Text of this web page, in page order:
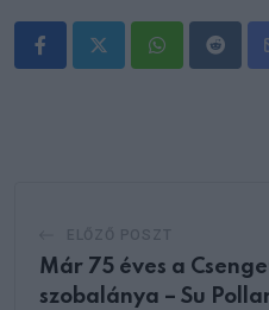
WhatsappReddit
Már 75 éves a
szobalánya – Su